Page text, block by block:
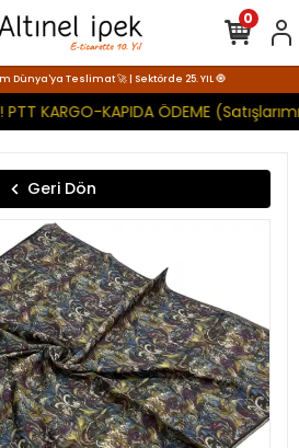
Dünya'ya Teslimat 🚀 | Sektörde 25. YIL 🧿
KARGO-KAPIDA ÖDEME
0
Geri Dön